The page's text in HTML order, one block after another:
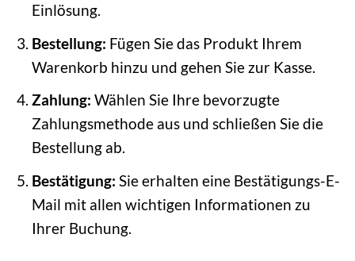
Einlösung.
Bestellung: Fügen Sie das Produkt Ihrem
Warenkorb hinzu und gehen Sie zur Kasse.
Zahlung: Wählen Sie Ihre bevorzugte
Zahlungsmethode aus und schließen Sie die
Bestellung ab.
Bestätigung: Sie erhalten eine Bestätigungs-E-
Mail mit allen wichtigen Informationen zu
Ihrer Buchung.